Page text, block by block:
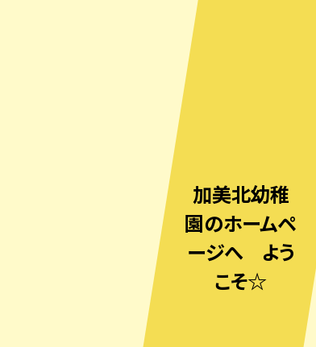
加美北幼稚
園のホームペ
ージへ よう
こそ☆